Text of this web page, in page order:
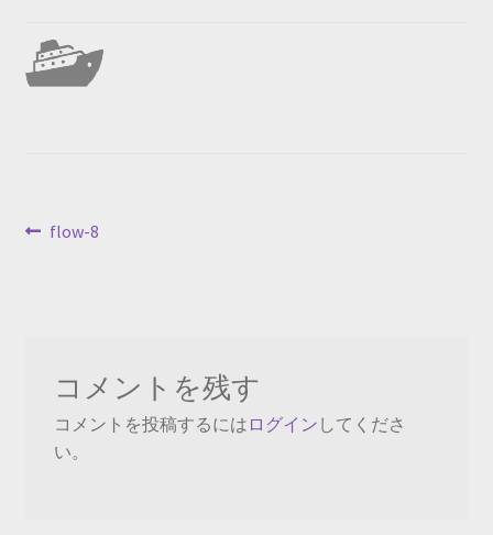
投
ゲ
ー
前
flow-8
コメントを残す
コメントを投稿するには ログイン してくださ
い。